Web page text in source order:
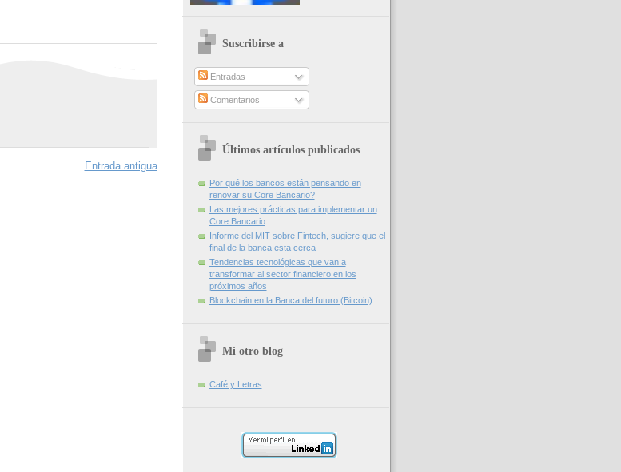
Entrada antigua
Suscribirse a
Entradas
Comentarios
Últimos artículos publicados
Por qué los bancos están pensando en
renovar su Core Bancario?
Las mejores prácticas para implementar un
Core Bancario
Informe del MIT sobre Fintech, sugiere que el
final de la banca esta cerca
Tendencias tecnológicas que van a
transformar al sector financiero en los
próximos años
Blockchain en la Banca del futuro (Bitcoin)
Mi otro blog
Café y Letras